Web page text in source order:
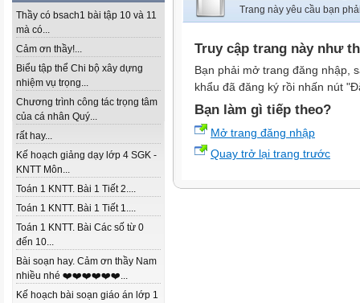
Thầy có bsach1 bài tập 10 và 11
mà có...
Cảm ơn thầy!...
Biểu tập thể Chi bộ xây dựng
nhiệm vụ trọng...
Chương trình công tác trọng tâm
của cá nhân Quý...
rất hay...
Kế hoạch giảng dạy lớp 4 SGK -
KNTT Môn...
Toán 1 KNTT. Bài 1 Tiết 2....
Toán 1 KNTT. Bài 1 Tiết 1....
Toán 1 KNTT. Bài Các số từ 0
đến 10...
Bài soạn hay. Cảm ơn thầy Nam
nhiều nhé ❤️❤️❤️❤️❤️❤️...
Kế hoạch bài soạn giáo án lớp 1
Trang này yêu cầu bạn
Truy cập trang này như
Bạn phải mở trang đăng nhập,
khẩu đã đăng ký rồi nhấn nút
Bạn làm gì tiếp theo?
Mở trang đăng nhập
Quay trở lại trang trước